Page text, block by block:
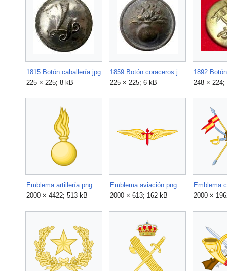
1815 Botón caballería.jpg
225 × 225; 8 kB
1859 Botón coraceros.jpg
225 × 225; 6 kB
1892
248 × 224;
Emblema artillería.png
2000 × 4422; 513 kB
Emblema aviación.png
2000 × 613; 162 kB
Emblema
2000 ×